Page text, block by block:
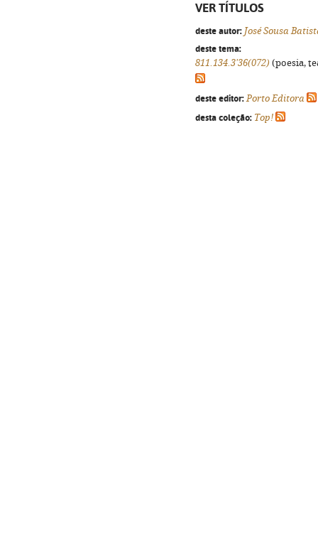
VER TÍTULOS
deste autor: José Sousa
deste tema:
811.134.3'36(072) (poesia,
deste editor: Porto Editora
desta coleção: Top!